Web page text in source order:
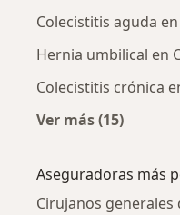
Colecistitis aguda
Hernia umbilical en
Colecistitis crónica
Ver más (15)
Aseguradoras más
Cirujanos generales